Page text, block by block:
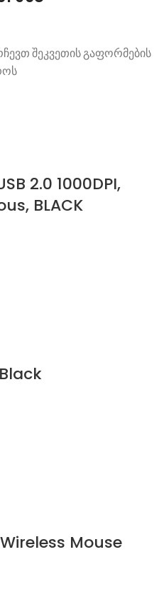
შეკვეთის გაფორმების
2.0 1000DPI,
BLACK
Wireless Mouse